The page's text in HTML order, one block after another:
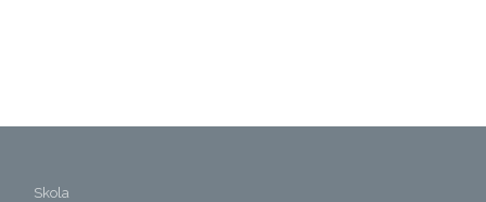
Skola